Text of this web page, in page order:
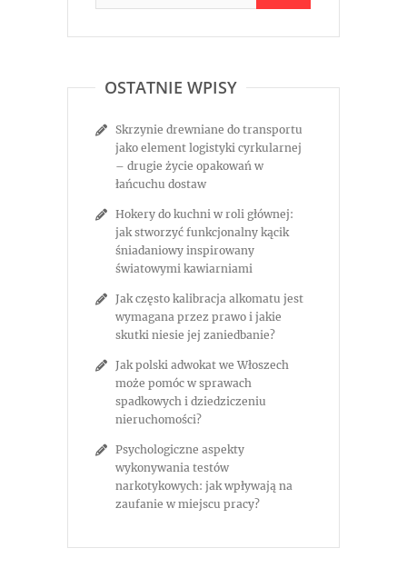
OSTATNIE WPISY
Skrzynie drewniane do transportu
jako element logistyki cyrkularnej
– drugie życie opakowań w
łańcuchu dostaw
Hokery do kuchni w roli głównej:
jak stworzyć funkcjonalny kącik
śniadaniowy inspirowany
światowymi kawiarniami
Jak często kalibracja alkomatu jest
wymagana przez prawo i jakie
skutki niesie jej zaniedbanie?
Jak polski adwokat we Włoszech
może pomóc w sprawach
spadkowych i dziedziczeniu
nieruchomości?
Psychologiczne aspekty
wykonywania testów
narkotykowych: jak wpływają na
zaufanie w miejscu pracy?